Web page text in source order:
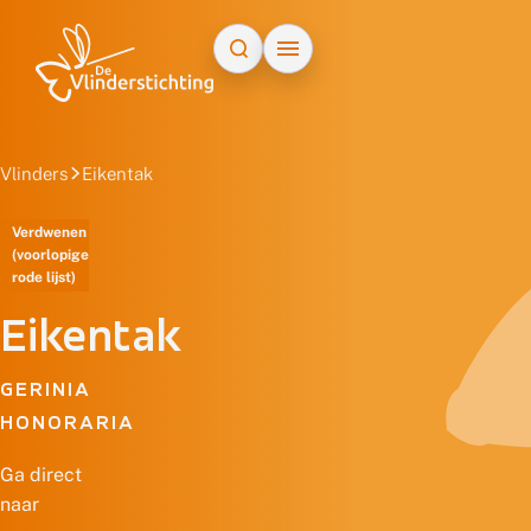
Vlinders Eikentak
Verdwenen
(voorlopige
rode lijst)
Eikentak
GERINIA
HONORARIA
Ga direct
naar